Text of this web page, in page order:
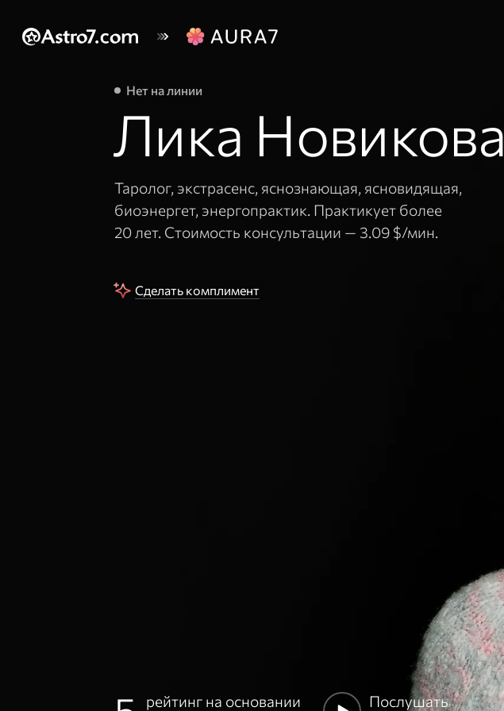
Нет на линии
Лика Новикова
Таролог, экстрасенс, яснознающая, ясновидящая,
биоэнергет, энергопрактик. Практикует более
20 лет. Стоимость консультации — 3.09 $/мин.
Сделать комплимент
рейтинг на основании
Послушать